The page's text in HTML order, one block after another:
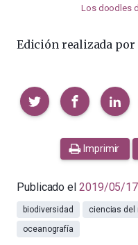
Los doodles
Edición realizada por
Compartir
Imprimir
Publicado el 2019/05/17
biodiversidad ciencias del
oceanografía